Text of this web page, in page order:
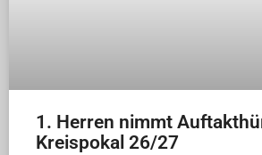
1. Herren nimmt
Kreispokal 26/27